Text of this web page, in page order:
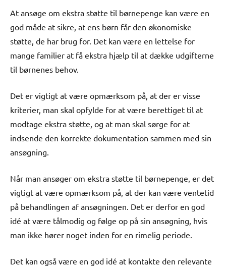
At ansøge om ekstra støtte til børnepenge kan være en
god måde at sikre, at ens børn får den økonomiske
støtte, de har brug for. Det kan være en lettelse for
mange familier at få ekstra hjælp til at dække udgifterne
til børnenes behov.
Det er vigtigt at være opmærksom på, at der er visse
kriterier, man skal opfylde for at være berettiget til at
modtage ekstra støtte, og at man skal sørge for at
indsende den korrekte dokumentation sammen med sin
ansøgning.
Når man ansøger om ekstra støtte til børnepenge, er det
vigtigt at være opmærksom på, at der kan være ventetid
på behandlingen af ansøgningen. Det er derfor en god
idé at være tålmodig og følge op på sin ansøgning, hvis
man ikke hører noget inden for en rimelig periode.
Det kan også være en god idé at kontakte den relevante